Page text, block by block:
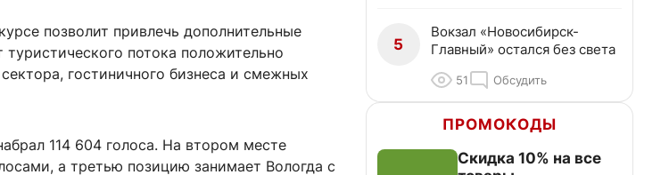
позволит привлечь дополнительные
потока положительно
гостиничного бизнеса и смежных
114 604 голоса. На втором месте
а третью позицию занимает Вологда с
5
Вокзал «Новосибирск-
Главный» остался без света
51 Обсудить
ПРОМОКОДЫ
Скидка 10% на все